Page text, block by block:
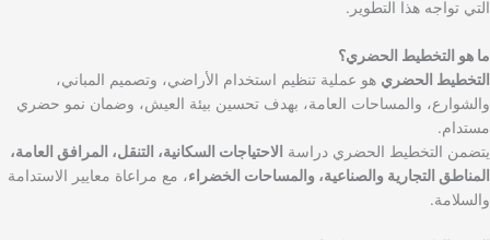
التي تواجه هذا التطوير.
ما هو التخطيط الحضري؟
التخطيط الحضري هو عملية تنظيم استخدام الأراضي، وتصميم المباني،
والشوارع، والمساحات العامة، بهدف تحسين بيئة العيش، وضمان نمو حضري
مستدام.
يتضمن التخطيط الحضري دراسة الاحتياجات السكانية، التنقل، المرافق العامة،
المناطق التجارية والصناعية، والمساحات الخضراء، مع مراعاة معايير الاستدامة
والسلامة.